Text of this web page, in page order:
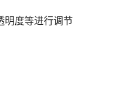
明度等进行调节